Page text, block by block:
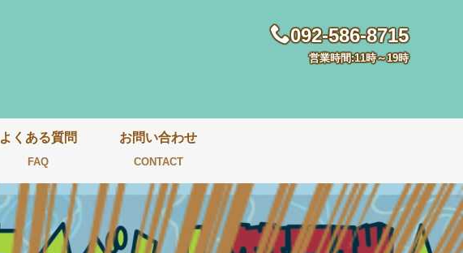
092-586-8715
営業時間:11時～19時
よくある質問
FAQ
お問い合わせ
CONTACT